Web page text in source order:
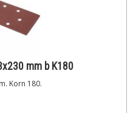
mm b K180
Korn 180.